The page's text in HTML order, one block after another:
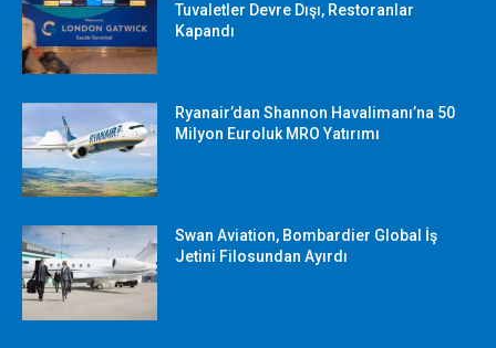
Tuvaletler Devre Dışı, Restoranlar
Kapandı
Ryanair’dan Shannon Havalimanı’na 50
Milyon Euroluk MRO Yatırımı
Swan Aviation, Bombardier Global İş
Jetini Filosundan Ayırdı